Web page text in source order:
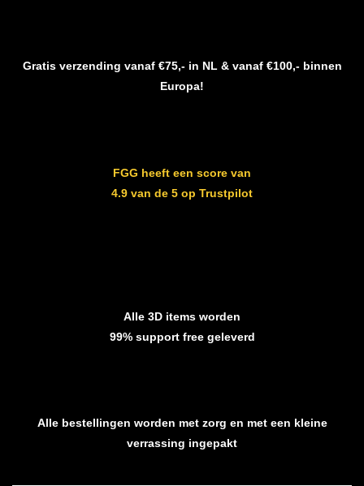
Gratis verzending vanaf €75,- in NL & vanaf €100,- binnen
Europa!
FGG heeft een score van
4.9 van de 5 op Trustpilot
Alle 3D items worden
99% support free geleverd
Alle bestellingen worden met zorg en met een kleine
verrassing ingepakt